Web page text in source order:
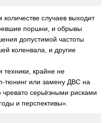
случаев выходит
поршни, и обрывы
допустимой частоты
коленвала, и другие
техники, крайне не
тюнинг или замену ДВС на
чревато серьёзными рисками
и перспективы».